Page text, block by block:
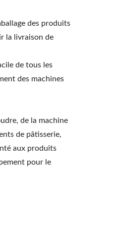
des produits
la livraison de
de tous les
des machines
de la machine
de pâtisserie,
aux produits
pour le